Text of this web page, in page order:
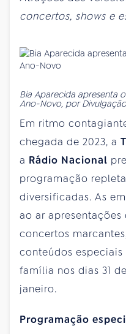
concertos, shows e
Bia Aparecida apresenta
Ano-Novo, por
Em ritmo
chegada de 2023, a
a Rádio Nacional
programação
diversificadas. As
ao ar apresentações
concertos
conteúdos
família nos dias 31
janeiro.
Programação